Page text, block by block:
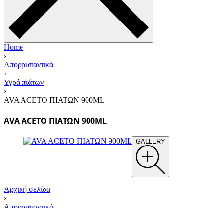
Home
›
Απορρυπαντικά
›
Υγρά πιάτων
›
AVA ACETO ΠΙΑΤΩΝ 900ΜL
AVA ACETO ΠΙΑΤΩΝ 900ΜL
GALLERY
Αρχική σελίδα
›